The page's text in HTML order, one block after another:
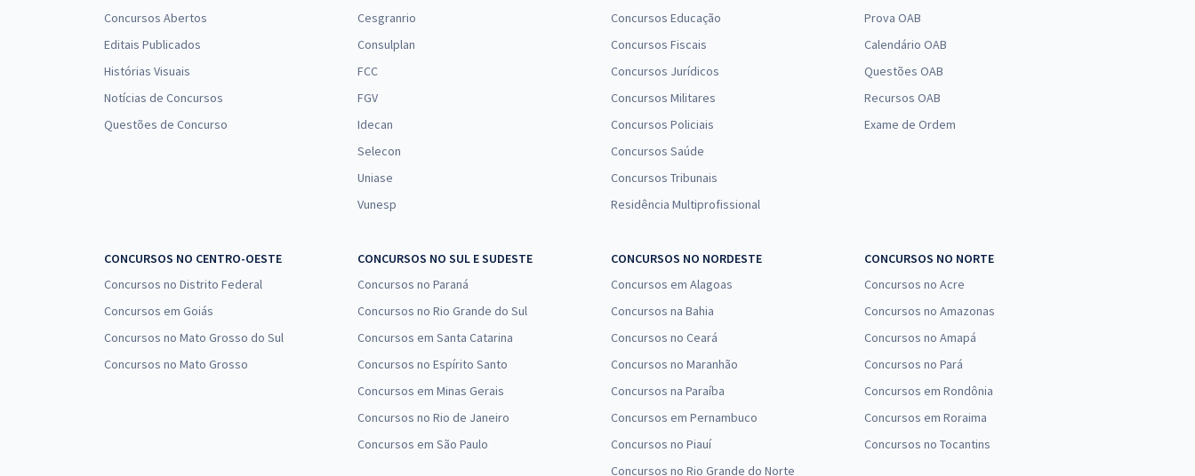
Concursos Abertos
Editais Publicados
Histórias Visuais
Notícias de Concursos
Questões de Concurso
Cesgranrio
Consulplan
FCC
FGV
Idecan
Selecon
Uniase
Vunesp
Concursos Educação
Concursos Fiscais
Concursos Jurídicos
Concursos Militares
Concursos Policiais
Concursos Saúde
Concursos Tribunais
Residência Multiprofissional
Prova OAB
Calendário OAB
Questões OAB
Recursos OAB
Exame de Ordem
CONCURSOS NO CENTRO-OESTE
Concursos no Distrito Federal
Concursos em Goiás
Concursos no Mato Grosso do Sul
Concursos no Mato Grosso
CONCURSOS NO SUL E SUDESTE
Concursos no Paraná
Concursos no Rio Grande do Sul
Concursos em Santa Catarina
Concursos no Espírito Santo
Concursos em Minas Gerais
Concursos no Rio de Janeiro
Concursos em São Paulo
CONCURSOS NO NORDESTE
Concursos em Alagoas
Concursos na Bahia
Concursos no Ceará
Concursos no Maranhão
Concursos na Paraíba
Concursos em Pernambuco
Concursos no Piauí
Concursos no Rio Grande do Norte
CONCURSOS NO NORTE
Concursos no Acre
Concursos no Amazonas
Concursos no Amapá
Concursos no Pará
Concursos em Rondônia
Concursos em Roraima
Concursos no Tocantins